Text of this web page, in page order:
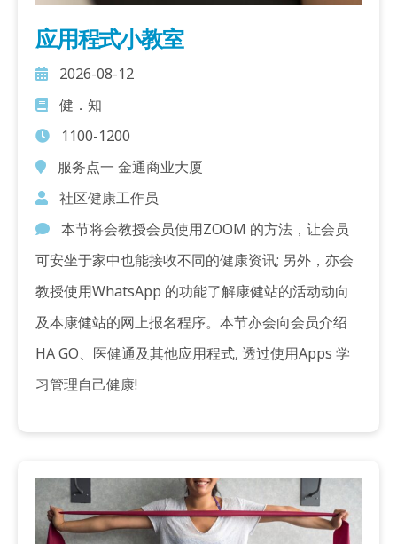
应用程式小教室
2026-08-12
健．知
1100-1200
服务点一 金通商业大厦
社区健康工作员
本节将会教授会员使用ZOOM 的方法，让会员
可安坐于家中也能接收不同的健康资讯; 另外，亦会
教授使用WhatsApp 的功能了解康健站的活动动向
及本康健站的网上报名程序。本节亦会向会员介绍
HA GO、医健通及其他应用程式, 透过使用Apps 学
习管理自己健康!